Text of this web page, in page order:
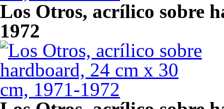
Los Otros, acrílico sobre
1972